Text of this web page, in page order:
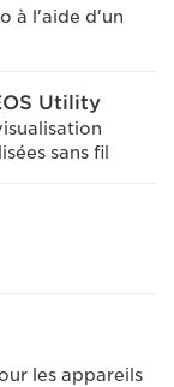
à l'aide d'un
Utility
sans fil
les appareils